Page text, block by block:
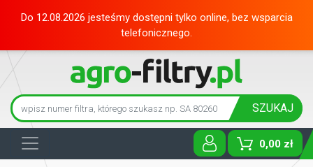
Do 12.08.2026 jesteśmy dostępni tylko online, bez wsparcia
telefonicznego.
SZUKAJ
0,00 zł
Toggle